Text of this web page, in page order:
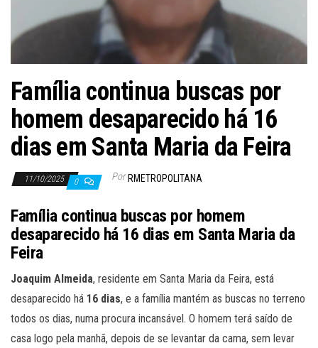
Família continua buscas por
homem desaparecido há 16
dias em Santa Maria da Feira
11/10/2025 0 Por RMETROPOLITANA
Família continua buscas por homem
desaparecido há 16 dias em Santa Maria da
Feira
Joaquim Almeida, residente em Santa Maria da Feira, está
desaparecido há 16 dias, e a família mantém as buscas no terreno
todos os dias, numa procura incansável. O homem terá saído de
casa logo pela manhã, depois de se levantar da cama, sem levar